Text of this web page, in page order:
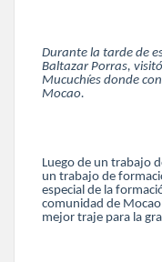
Durante la tarde de
Baltazar Porras,
Mucuchíes donde
Mocao.
Luego de un trabajo
un trabajo de
especial de la
comunidad de
mejor traje para la